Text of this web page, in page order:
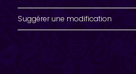
Suggérer une modification